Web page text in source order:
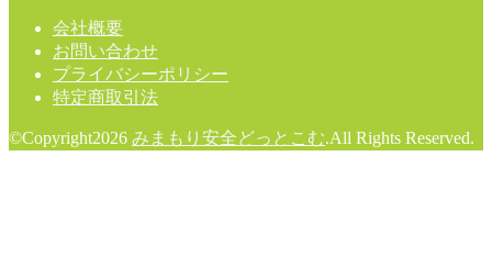
会社概要
お問い合わせ
プライバシーポリシー
特定商取引法
©Copyright2026 みまもり安全どっとこむ.All Rights Reserved.